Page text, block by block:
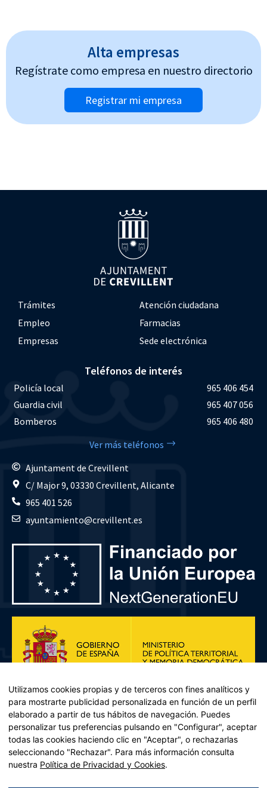
Alta empresas
Regístrate como empresa en nuestro directorio
Registrar mi empresa
Trámites
Atención ciudadana
Empleo
Farmacias
Empresas
Sede electrónica
Teléfonos de interés
Policía local
965 406 454
Guardia civil
965 407 056
Bomberos
965 406 480
Ver más teléfonos
Ajuntament de Crevillent
C/ Major 9, 03330 Crevillent, Alicante
965 401 526
ayuntamiento@crevillent.es
Plan de Recuperación, Transformación y Resiliencia – Financiado por
Utilizamos cookies propias y de terceros con fines analíticos y
para mostrarte publicidad personalizada en función de un perfil
elaborado a partir de tus hábitos de navegación. Puedes
personalizar tus preferencias pulsando en "Configurar", aceptar
todas las cookies haciendo clic en "Aceptar", o rechazarlas
seleccionando "Rechazar". Para más información consulta
nuestra Política de Privacidad y Cookies.